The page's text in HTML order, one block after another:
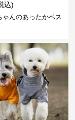
込)
ゃんのあったかベス